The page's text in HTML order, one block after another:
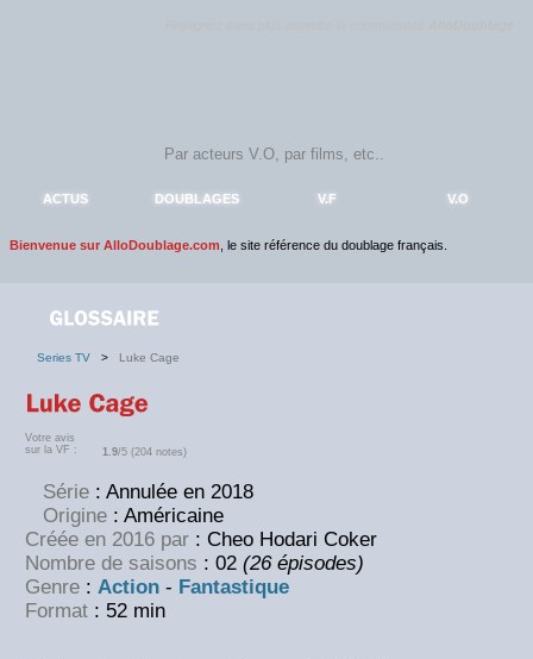
ACTUS DOUBLAGES V.F V.O
Bienvenue sur AlloDoublage.com , le site référence du doublage français.
Series TV > Luke Cage
Votre avis
sur la VF :
1.9/5 (204 notes)
Série : Annulée en 2018
Origine : Américaine
Créée en 2016 par : Cheo Hodari Coker
Nombre de saisons : 02 (26 épisodes)
Genre : Action - Fantastique
Format : 52 min